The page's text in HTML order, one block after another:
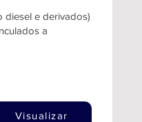
diesel e derivados)
a
Visualizar